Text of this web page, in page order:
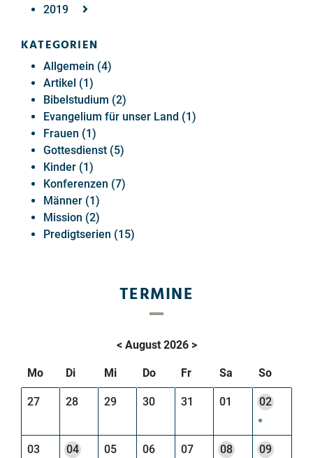
2019
KATEGORIEN
Allgemein (4)
Artikel (1)
Bibelstudium (2)
Evangelium für unser Land (1)
Frauen (1)
Gottesdienst (5)
Kinder (1)
Konferenzen (7)
Männer (1)
Mission (2)
Predigtserien (15)
TERMINE
< August 2026 >
Mo Di Mi Do Fr Sa So
27 28 29 30 31 01 02
03 04 05 06 07 08 09